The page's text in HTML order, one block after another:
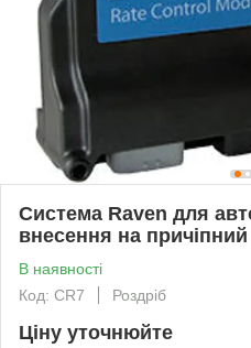
Система Raven для
внесення на
В наявності
Код: CR7
Роздріб
Ціну уточнюйте